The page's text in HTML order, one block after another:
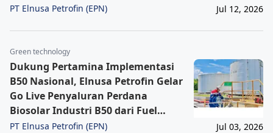
PT Elnusa Petrofin (EPN) Jul 12, 2026
Green technology
Dukung Pertamina Implementasi
B50 Nasional, Elnusa Petrofin Gelar
Go Live Penyaluran Perdana
Biosolar Industri B50 dari Fuel
Terminal IBT Pulau Laut
PT Elnusa Petrofin (EPN) Jul 03, 2026